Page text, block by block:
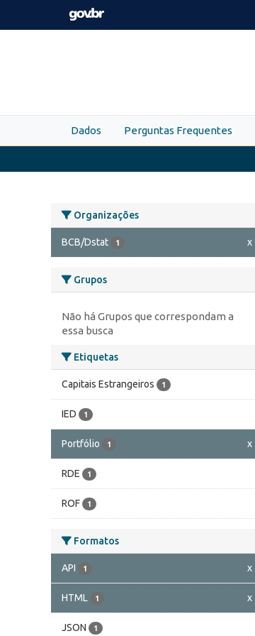
Skip to main content
Dados Perguntas Frequentes
Organizações
BCB/Dstat 1 x
Grupos
Não há Grupos que correspondam a
essa busca
Etiquetas
Capitais Estrangeiros 1
IED 1
Portfólio 1 x
RDE 1
ROF 1
Formatos
API 1 x
HTML 1 x
JSON 1